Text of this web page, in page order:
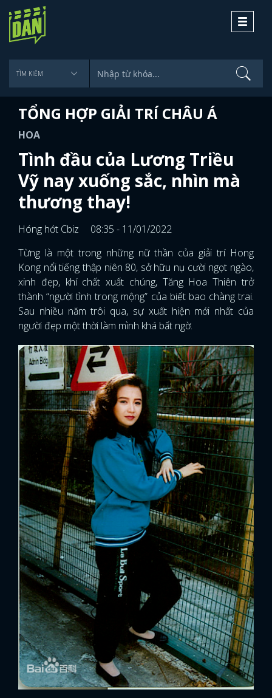
Toggle
TỔNG HỢP GIẢI TRÍ CHÂU Á
HOA
Tình đầu của Lương Triều
Vỹ nay xuống sắc, nhìn mà
thương thay!
Hóng hớt Cbiz
08:35 - 11/01/2022
Từng là một trong những nữ thần của giải trí Hong
Kong nổi tiếng thập niên 80, sở hữu nụ cười ngọt ngào,
xinh đẹp, khí chất xuất chúng, Tăng Hoa Thiên trở
thành “người tình trong mộng” của biết bao chàng trai.
Sau nhiều năm trôi qua, sự xuất hiện mới nhất của
người đẹp một thời làm mình khá bất ngờ.